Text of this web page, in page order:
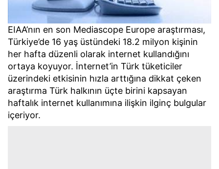
EIAA’nın en son Mediascope Europe araştırması,
Türkiye’de 16 yaş üstündeki 18.2 milyon kişinin
her hafta düzenli olarak internet kullandığını
ortaya koyuyor. İnternet’in Türk tüketiciler
üzerindeki etkisinin hızla arttığına dikkat çeken
araştırma Türk halkının üçte birini kapsayan
haftalık internet kullanımına ilişkin ilginç bulgular
içeriyor.